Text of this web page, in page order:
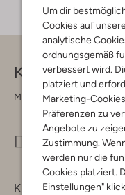
Um dir
Cookies auf
analytische
ordnungsgemäß
verbessert wird.
platziert und
Marketing-
Präferenzen zu
Angebote zu
Zustimmung.
werden nur die
Cookies platziert.
Einstellungen"
Kontakt
Montag - Freitag 09:00 -
Kundenservice